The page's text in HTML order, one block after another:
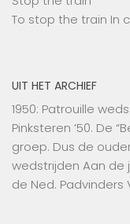
To stop the train In
UIT HET ARCHIEF
1950: Patrouille
Pinksteren ’50. De
groep. Dus de
wedstrijden Aan de
de Ned. Padvinders